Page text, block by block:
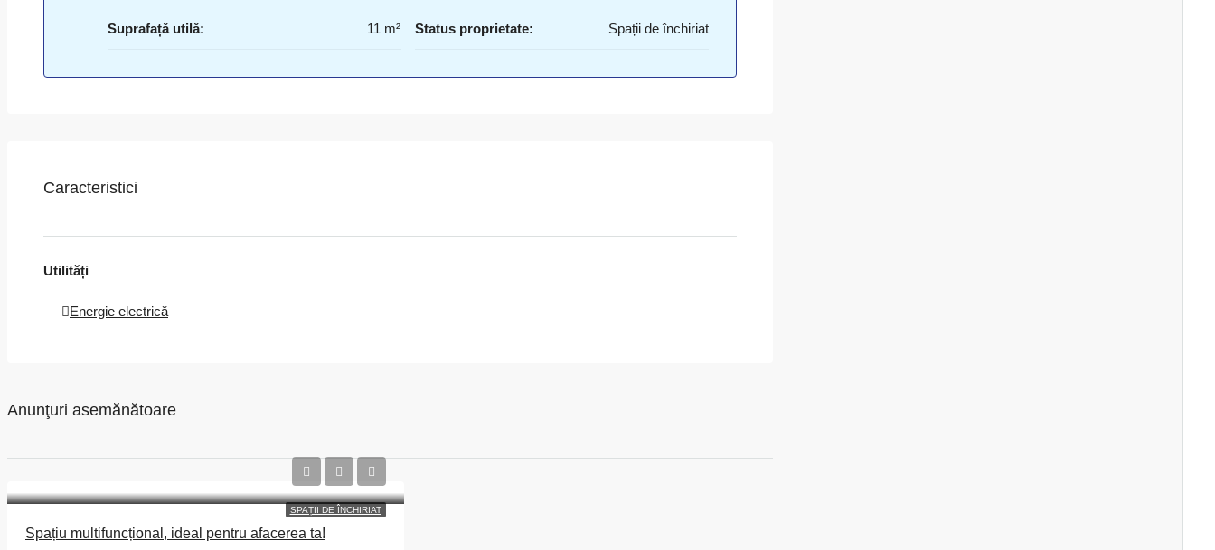
Suprafață utilă: 11 m² Status proprietate: Spații de închiriat
Caracteristici
Utilități
Energie electrică
Anunţuri asemănătoare
SPAȚII DE ÎNCHIRIAT
Spațiu multifuncțional, ideal pentru afacerea ta!